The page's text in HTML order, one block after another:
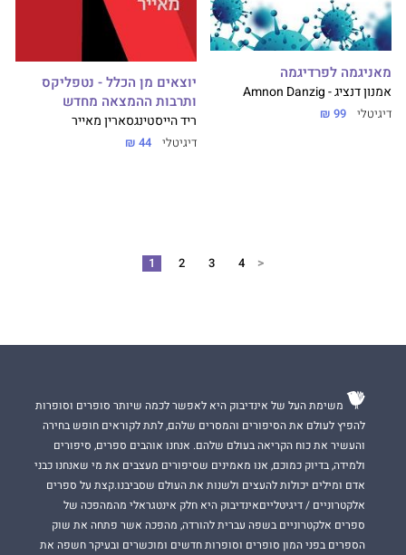
מאניגמה לפרדיגמה
אמנון דנציג - Amnon Danzig
דיגיטלי 99 ₪
יוצאים מן הכלל - נטפליקס
ותרבות ההמצאה מחדש
ריד הייסטינגסארין מאייר
דיגיטלי 44 ₪
<
4
3
2
1
משימת העל של אינדיבוק היא לאפשר לכמה שיותר סופרים וסופרות
להפיץ לעולם את הסיפורים והמסרים שלהם, לתת לקוראים חופש בחירה
והעשיר את כוח הקריאה בעולם שלהם. אנחנו אוהבים ספרים, סיפורים
ולמידה, בדיוק כמוכם, אנו מאמינים שסיפורים מעצבים את מי שאנחנו כבני
אדם ומילים יכולות להעצים ולשנות את העולם שסביבנו.קצת על ספרים
אלקטרוניים / דיגיטלייםאינדיבוק היא חלק אינטגראלי מהמהפכה של
ספרים אלקטרוניים בשפה עברית להורדה, מהפכה אשר פתחה את שוק
הספרים בפני המון סופרים וסופרות חדשים ומוכשרים ובעיקר חשפה את